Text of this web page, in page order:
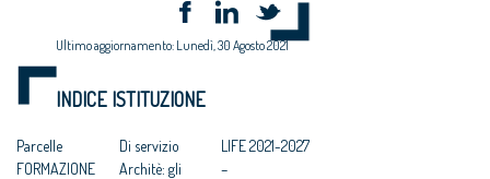
Ultimo aggiornamento: Lunedì, 30 Agosto 2021
INDICE ISTITUZIONE
Parcelle
FORMAZIONE
Di servizio
Architè: gli
LIFE 2021-2027
–